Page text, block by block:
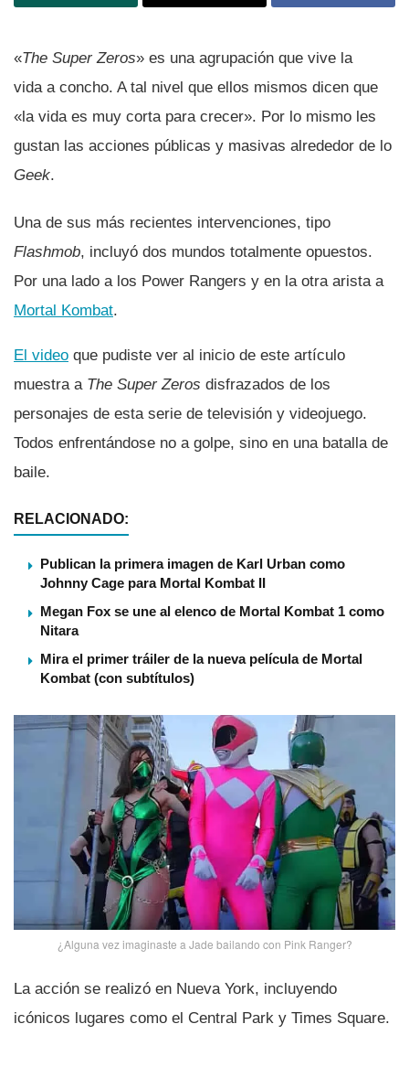
«The Super Zeros» es una agrupación que vive la
vida a concho. A tal nivel que ellos mismos dicen que
«la vida es muy corta para crecer». Por lo mismo les
gustan las acciones públicas y masivas alrededor de lo
Geek.
Una de sus más recientes intervenciones, tipo
Flashmob, incluyó dos mundos totalmente opuestos.
Por una lado a los Power Rangers y en la otra arista a
Mortal Kombat.
El video que pudiste ver al inicio de este artí­culo
muestra a The Super Zeros disfrazados de los
personajes de esta serie de televisión y videojuego.
Todos enfrentándose no a golpe, sino en una batalla de
baile.
RELACIONADO:
Publican la primera imagen de Karl Urban como
Johnny Cage para Mortal Kombat II
Megan Fox se une al elenco de Mortal Kombat 1 como
Nitara
Mira el primer tráiler de la nueva pelí­cula de Mortal
Kombat (con subtí­tulos)
¿Alguna vez imaginaste a Jade bailando con Pink Ranger?
La acción se realizó en Nueva York, incluyendo
icónicos lugares como el Central Park y Times Square.